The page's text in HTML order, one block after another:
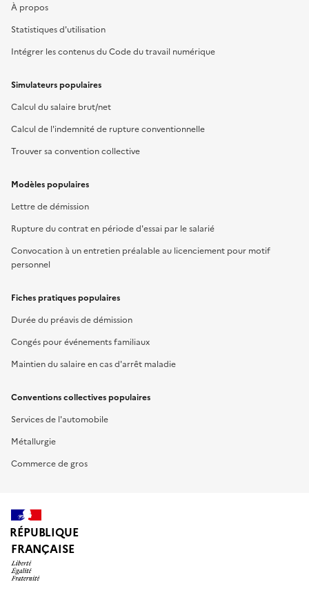
À propos
Statistiques d'utilisation
Intégrer les contenus du Code du travail numérique
Simulateurs populaires
Calcul du salaire brut/net
Calcul de l'indemnité de rupture conventionnelle
Trouver sa convention collective
Modèles populaires
Lettre de démission
Rupture du contrat en période d'essai par le salarié
Convocation à un entretien préalable au licenciement pour motif
personnel
Fiches pratiques populaires
Durée du préavis de démission
Congés pour événements familiaux
Maintien du salaire en cas d'arrêt maladie
Conventions collectives populaires
Services de l'automobile
Métallurgie
Commerce de gros
RÉPUBLIQUE
FRANÇAISE